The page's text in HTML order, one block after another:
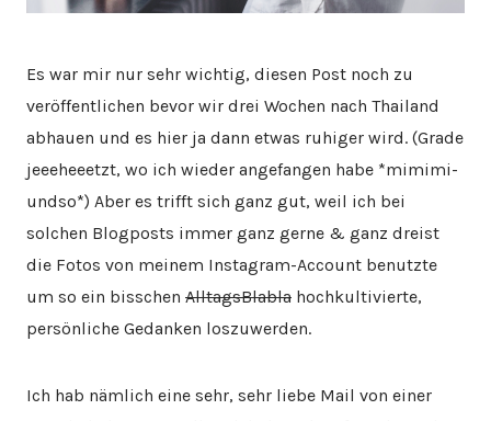
Es war mir nur sehr wichtig, diesen Post noch zu
veröffentlichen bevor wir drei Wochen nach Thailand
abhauen und es hier ja dann etwas ruhiger wird. (Grade
jeeeheeetzt, wo ich wieder angefangen habe *mimimi-
undso*) Aber es trifft sich ganz gut, weil ich bei
solchen Blogposts immer ganz gerne & ganz dreist
die Fotos von meinem Instagram-Account benutzte
um so ein bisschen AlltagsBlabla hochkultivierte,
persönliche Gedanken loszuwerden.
Ich hab nämlich eine sehr, sehr liebe Mail von einer